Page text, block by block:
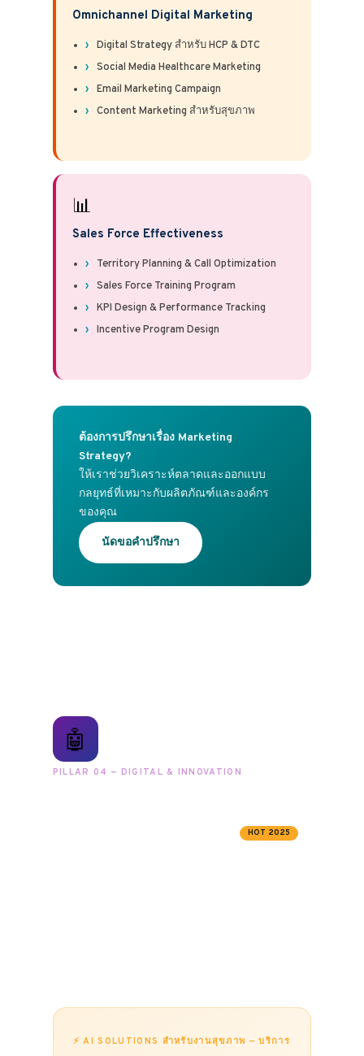
Omnichannel Digital Marketing
Digital Strategy สำหรับ HCP & DTC
Social Media Healthcare Marketing
Email Marketing Campaign
Content Marketing สำหรับสุขภาพ
📊
Sales Force Effectiveness
Territory Planning & Call Optimization
Sales Force Training Program
KPI Design & Performance Tracking
Incentive Program Design
ต้องการปรึกษาเรื่อง Marketing
Strategy?
ให้เราช่วยวิเคราะห์ตลาดและออกแบบ
กลยุทธ์ที่เหมาะกับผลิตภัณฑ์และองค์กร
ของคุณ
นัดขอคำปรึกษา
🤖
PILLAR 04 — DIGITAL & INNOVATION
HOT 2025
⚡ AI SOLUTIONS สำหรับงานสุขภาพ — บริการ